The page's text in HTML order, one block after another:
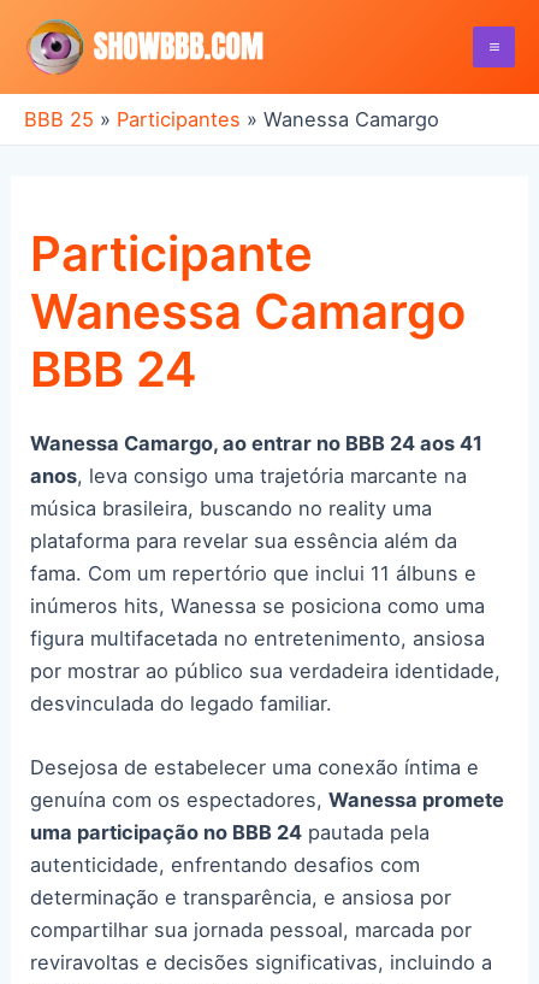
para
conteúdo
BBB 25 » Participantes » Wanessa Camargo
Participante
Wanessa Camargo
BBB 24
Wanessa Camargo, ao entrar no BBB 24 aos 41
anos, leva consigo uma trajetória marcante na
música brasileira, buscando no reality uma
plataforma para revelar sua essência além da
fama. Com um repertório que inclui 11 álbuns e
inúmeros hits, Wanessa se posiciona como uma
figura multifacetada no entretenimento, ansiosa
por mostrar ao público sua verdadeira identidade,
desvinculada do legado familiar.
Desejosa de estabelecer uma conexão íntima e
genuína com os espectadores,Wanessa promete
uma participação no BBB 24 pautada pela
autenticidade, enfrentando desafios com
determinação e transparência, e ansiosa por
compartilhar sua jornada pessoal, marcada por
reviravoltas e decisões significativas, incluindo a